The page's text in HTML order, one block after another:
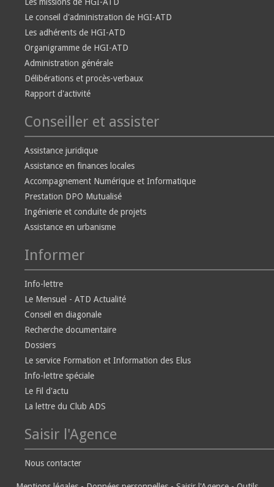
Le conseil d'administration de HGI-ATD
Les adhérents de HGI-ATD
Organigramme de HGI-ATD
Administration générale
Délibérations et procès-verbaux
Rapport d'activité
Conseiller et assister
Assistance juridique
Assistance en finances locales
Accompagnement Numérique et Informatique
Prestation DPO Mutualisé
Ingénierie et conduite de projets
Assistance en urbanisme
Informer
Info-lettre
Le Mensuel - ATD Actualité
Conseil en diagonale
Recherche documentaire
Dossiers
Le service Formation et Information des Elus
Info-lettre spéciale
Le Fil d'actu
La lettre du Club ADS
Saisir l'Agence
Nous contacter